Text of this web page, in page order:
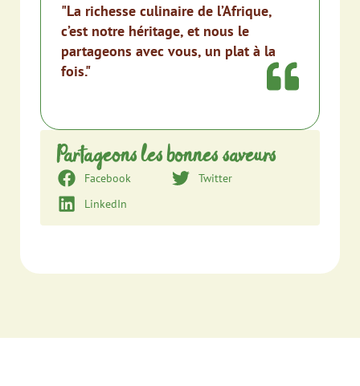
"La richesse culinaire de l’Afrique,
c’est notre héritage, et nous le
partageons avec vous, un plat à la
fois."
Partageons les bonnes saveurs
Facebook
Twitter
LinkedIn